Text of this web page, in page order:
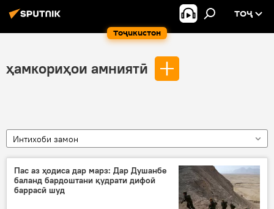
Тоҷикистон
ТОҶ
ҳамкориҳои амниятӣ
Интихоби замон
Пас аз ҳодиса дар марз: Дар Душанбе
баланд бардоштани қудрати дифоӣ
баррасӣ шуд